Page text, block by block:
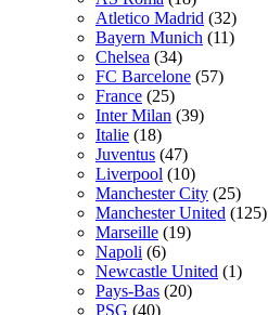
Atletico Madrid (32)
Bayern Munich (11)
Chelsea (34)
FC Barcelone (57)
France (25)
Inter Milan (39)
Italie (18)
Juventus (47)
Liverpool (10)
Manchester City (25)
Manchester United (125)
Marseille (19)
Napoli (6)
Newcastle United (1)
Pays-Bas (20)
PSG (40)